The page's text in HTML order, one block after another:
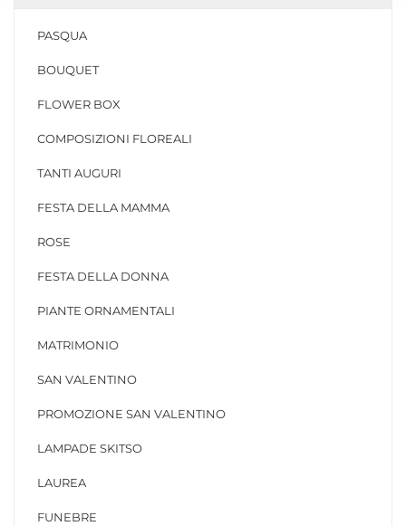
PASQUA
BOUQUET
FLOWER BOX
COMPOSIZIONI FLOREALI
TANTI AUGURI
FESTA DELLA MAMMA
ROSE
FESTA DELLA DONNA
PIANTE ORNAMENTALI
MATRIMONIO
SAN VALENTINO
PROMOZIONE SAN VALENTINO
LAMPADE SKITSO
LAUREA
FUNEBRE